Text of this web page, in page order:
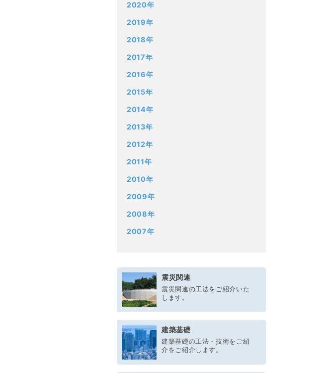
2020年
2019年
2018年
2017年
2016年
2015年
2014年
2013年
2012年
2011年
2010年
2009年
2008年
2007年
震災関連
震災関連の工法をご紹介いた
します。
建築基礎
建築基礎の工法・技術をご紹
介をご紹介します。